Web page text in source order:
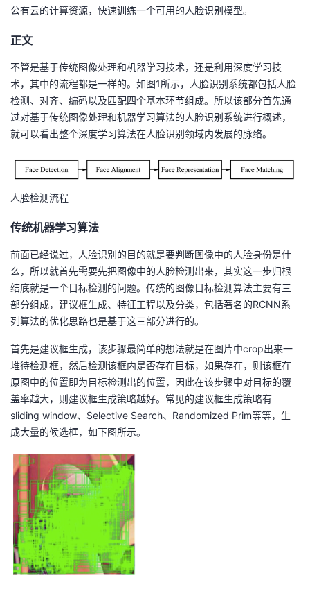
者
学
堂
我
课
的
证
我
实
验
的
收
藏
支
持
我
的
术
持
我
云
建
议
公有云的计算资源，快速训练一个可用的人脸识别模型。
正文
不管是基于传统图像处理和机器学习技术，还是利用深度学习技
术，其中的流程都是一样的。如图1所示，人脸识别系统都包括人脸
检测、对齐、编码以及匹配四个基本环节组成。所以该部分首先通
过对基于传统图像处理和机器学习算法的人脸识别系统进行概述，
就可以看出整个深度学习算法在人脸识别领域内发展的脉络。
人脸检测流程
传统机器学习算法
前面已经说过，人脸识别的目的就是要判断图像中的人脸身份是什
么，所以就首先需要先把图像中的人脸检测出来，其实这一步归根
结底就是一个目标检测的问题。传统的图像目标检测算法主要有三
部分组成，建议框生成、特征工程以及分类，包括著名的RCNN系
列算法的优化思路也是基于这三部分进行的。
首先是建议框生成，该步骤最简单的想法就是在图片中crop出来一
堆待检测框，然后检测该框内是否存在目标，如果存在，则该框在
原图中的位置即为目标检测出的位置，因此在该步骤中对目标的覆
盖率越大，则建议框生成策略越好。常见的建议框生成策略有
sliding window、Selective Search、Randomized Prim等等，生
成大量的候选框，如下图所示。